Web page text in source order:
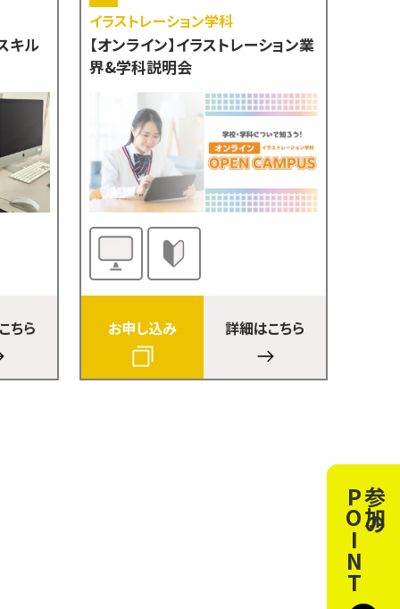
参
加
の
P
O
I
N
T
キル
ちら
イラストレーション学科
【オンライン】イラストレーション業
界&学科説明会
お申し込み 詳細はこちら